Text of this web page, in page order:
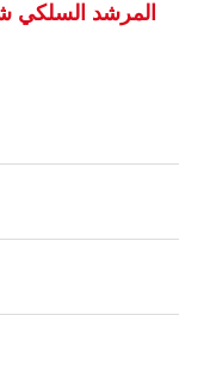
المرشد السلكي